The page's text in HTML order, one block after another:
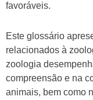
favoráveis.
Este glossário
relacionados à
zoologia
compreensão e na
animais, bem como